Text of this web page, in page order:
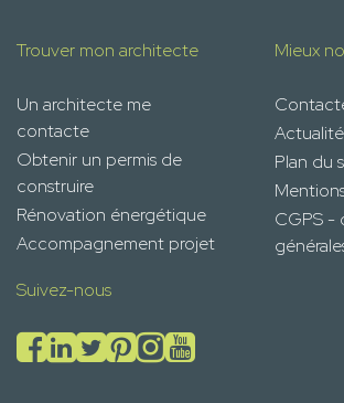
Trouver mon architecte
Un architecte me
contacte
Obtenir un permis de
construire
Rénovation énergétique
Accompagnement projet
Mieux
Plan du
CGPS -
Suivez-nous